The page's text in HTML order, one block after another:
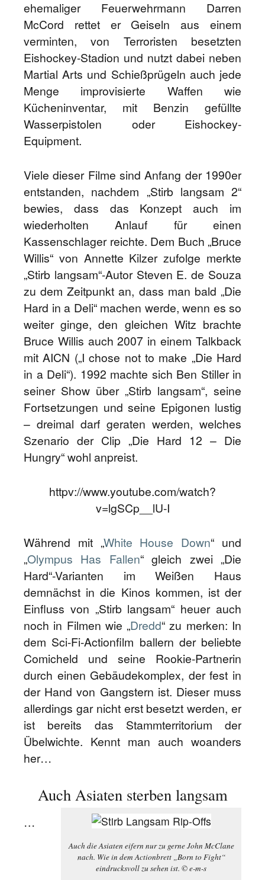
ehemaliger Feuerwehrmann Darren
McCord rettet er Geiseln aus einem
verminten, von Terroristen besetzten
Eishockey-Stadion und nutzt dabei neben
Martial Arts und Schießprügeln auch jede
Menge improvisierte Waffen wie
Kücheninventar, mit Benzin gefüllte
Wasserpistolen oder Eishockey-
Equipment.
Viele dieser Filme sind Anfang der 1990er
entstanden, nachdem „Stirb langsam 2“
bewies, dass das Konzept auch im
wiederholten Anlauf für einen
Kassenschlager reichte. Dem Buch „Bruce
Willis“ von Annette Kilzer zufolge merkte
„Stirb langsam“-Autor Steven E. de Souza
zu dem Zeitpunkt an, dass man bald „Die
Hard in a Deli“ machen werde, wenn es so
weiter ginge, den gleichen Witz brachte
Bruce Willis auch 2007 in einem Talkback
mit AICN („I chose not to make „Die Hard
in a Deli“). 1992 machte sich Ben Stiller in
seiner Show über „Stirb langsam“, seine
Fortsetzungen und seine Epigonen lustig
– dreimal darf geraten werden, welches
Szenario der Clip „Die Hard 12 – Die
Hungry“ wohl anpreist.
httpv://www.youtube.com/watch?
v=lgSCp__lU-I
Während mit „White House Down“ und
„Olympus Has Fallen“ gleich zwei „Die
Hard“-Varianten im Weißen Haus
demnächst in die Kinos kommen, ist der
Einfluss von „Stirb langsam“ heuer auch
noch in Filmen wie „Dredd“ zu merken: In
dem Sci-Fi-Actionfilm ballern der beliebte
Comicheld und seine Rookie-Partnerin
durch einen Gebäudekomplex, der fest in
der Hand von Gangstern ist. Dieser muss
allerdings gar nicht erst besetzt werden, er
ist bereits das Stammterritorium der
Übelwichte. Kennt man auch woanders
her…
Auch Asiaten sterben langsam
Auch die Asiaten eifern nur zu gerne John McClane
nach. Wie in dem Actionbrett „Born to Fight“
eindrucksvoll zu sehen ist. © e-m-s
…